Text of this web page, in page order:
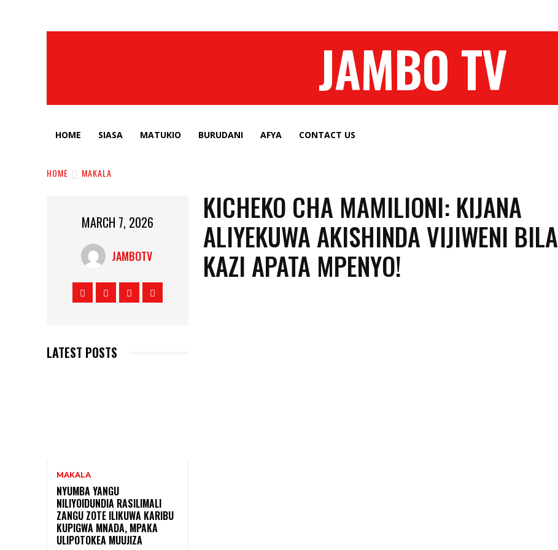
JAMBO TV
HOME SIASA MATUKIO BURUDANI AFYA CONTACT US
HOME MAKALA
MARCH 7, 2026
JAMBOTV
LATEST POSTS
MAKALA
NYUMBA YANGU
NILIYOIDUNDIA RASILIMALI
ZANGU ZOTE ILIKUWA KARIBU
KUPIGWA MNADA, MPAKA
ULIPOTOKEA MUUJIZA
KICHEKO CHA MAMILIONI: KIJANA
ALIYEKUWA AKISHINDA VIJIWENI BILA
KAZI APATA MPENYO!